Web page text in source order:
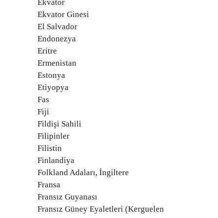
Ekvator
Ekvator Ginesi
El Salvador
Endonezya
Eritre
Ermenistan
Estonya
Etiyopya
Fas
Fiji
Fildişi Sahili
Filipinler
Filistin
Finlandiya
Folkland Adaları, İngiltere
Fransa
Fransız Guyanası
Fransız Güney Eyaletleri (Kerguelen